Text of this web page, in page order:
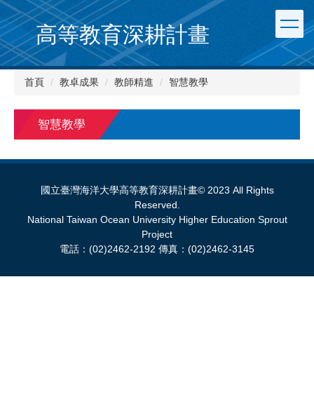
跳
到
主
要
內
高等教育深耕計畫
首頁 教卓成果 教師精進 智慧教學
智慧教學
國立臺灣海洋大學高等教育深耕計畫© 2023 All Rights
Reserved.
National Taiwan Ocean University Higher Education Sprout
Project
電話：(02)2462-2192 傳真：(02)2462-3145